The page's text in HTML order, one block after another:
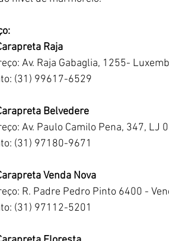
Raja
Av. Raja Gabaglia, 1255-
(31) 99617-6529
Belvedere
Av. Paulo Camilo Pena, 347, LJ
(31) 97180-9671
Venda Nova
R. Padre Pedro Pinto 6400 -
(31) 97112-5201